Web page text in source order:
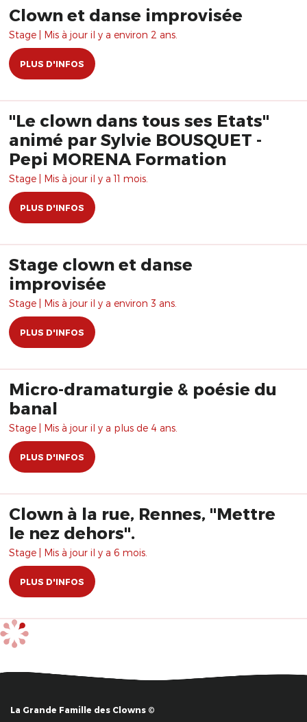
Clown et danse improvisée
Stage | Mis à jour il y a environ 2 ans.
PLUS D'INFOS
"Le clown dans tous ses Etats"
animé par Sylvie BOUSQUET -
Pepi MORENA Formation
Stage | Mis à jour il y a 11 mois.
PLUS D'INFOS
Stage clown et danse
improvisée
Stage | Mis à jour il y a environ 3 ans.
PLUS D'INFOS
Micro-dramaturgie & poésie du
banal
Stage | Mis à jour il y a plus de 4 ans.
PLUS D'INFOS
Clown à la rue, Rennes, "Mettre
le nez dehors".
Stage | Mis à jour il y a 6 mois.
PLUS D'INFOS
La Grande Famille des Clowns ©